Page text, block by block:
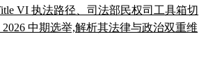
VI 执法路径、司法部民权司工具箱切
中期选举,解析其法律与政治双重维